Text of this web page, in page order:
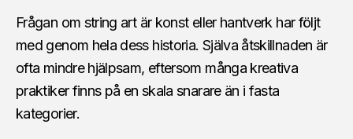
Frågan om string art är konst eller hantverk har följt
med genom hela dess historia. Själva åtskillnaden är
ofta mindre hjälpsam, eftersom många kreativa
praktiker finns på en skala snarare än i fasta
kategorier.